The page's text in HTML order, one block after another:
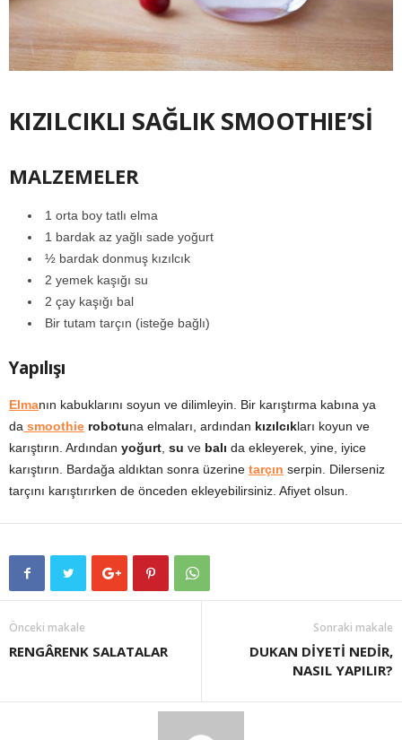
KIZILCIKLI SAĞLIK SMOOTHIE’Sİ
MALZEMELER
1 orta boy tatlı elma
1 bardak az yağlı sade yoğurt
½ bardak donmuş kızılcık
2 yemek kaşığı su
2 çay kaşığı bal
Bir tutam tarçın (isteğe bağlı)
Yapılışı
Elmanın kabuklarını soyun ve dilimleyin. Bir karıştırma kabına ya
da smoothie robotuna elmaları, ardından kızılcıkları koyun ve
karıştırın. Ardından yoğurt, su ve balı da ekleyerek, yine, iyice
karıştırın. Bardağa aldıktan sonra üzerine tarçın serpin. Dilerseniz
tarçını karıştırırken de önceden ekleyebilirsiniz. Afiyet olsun.
Önceki makale
RENGÂRENK SALATALAR
Sonraki makale
DUKAN DİYETİ NEDİR,
NASIL YAPILIR?